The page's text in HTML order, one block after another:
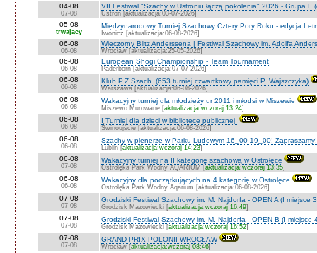
04-08
07-08
VII Festiwal "Szachy w Ustroniu łączą pokolenia" 2026 - Grupa F
Ustroń [aktualizacja:03-07-2026]
05-08
trwający
Międzynarodowy Turniej Szachowy Cztery Pory Roku - edycja
Iwonicz [aktualizacja:06-08-2026]
06-08
06-08
Wieczorny Blitz Anderssena | Festiwal Szachowy im. Adolfa
Wrocław [aktualizacja:25-05-2026]
06-08
06-08
European Shogi Championship - Team Tournament
Paderborn [aktualizacja:07-07-2026]
06-08
06-08
Klub P.Z.Szach. (653 turniej czwartkowy pamięci P. Wajszczyka)
Warszawa [aktualizacja:06-08-2026]
06-08
06-08
Wakacyjny turniej dla młodzieży ur 2011 i młodsi w Miszewie
Miszewo Murowane [aktualizacja:wczoraj 13:24]
06-08
06-08
I Turniej dla dzieci w bibliotece publicznej
Świnoujście [aktualizacja:06-08-2026]
06-08
06-08
Szachy w plenerze w Parku Ludowym 16_00-19_00! Zapraszamy!
Lublin [aktualizacja:wczoraj 14:23]
06-08
07-08
Wakacyjny turniej na II kategorię szachową w Ostrołęce
Ostrołęka Park Wodny AQARIUM [aktualizacja:wczoraj 13:35]
06-08
06-08
Wakacyjny dla początkujących na 4 kategorię w Ostrołęce
Ostrołęka Park Wodny Aqarium [aktualizacja:06-08-2026]
07-08
07-08
Grodziski Festiwal Szachowy im. M. Najdorfa - OPEN A (I miejsce
Grodzisk Mazowiecki [aktualizacja:wczoraj 16:49]
07-08
07-08
Grodziski Festiwal Szachowy im. M. Najdorfa - OPEN B (I miejsce
Grodzisk Mazowiecki [aktualizacja:wczoraj 16:52]
07-08
07-08
GRAND PRIX POLONII WROCŁAW
Wrocław [aktualizacja:wczoraj 08:46]